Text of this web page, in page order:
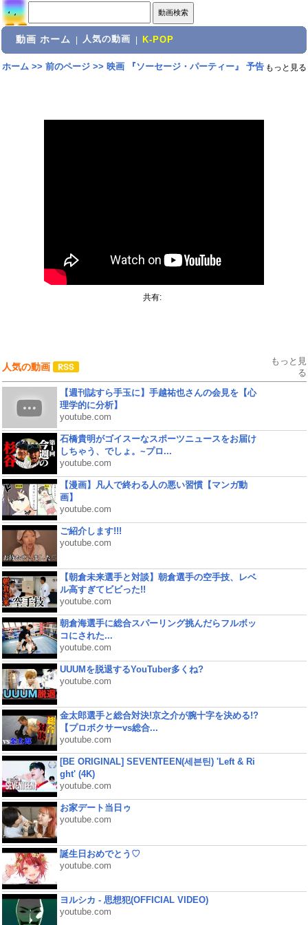
動画 ホーム 人気の動画 K-POP
ホーム>> 前のページ>> 映画 『ソーセージ・パーティー』 予告 もっと見る
共有:
人気の動画
もっと見
る
【週刊誌すら手玉に】手越祐也さんの会見を【心
理学的に分析】
youtube.com
石橋貴明がゴイスーなスポーツニュースをお届け
しちゃう、でしょ。~プロ...
youtube.com
【漫画】凡人で終わる人の悪い習慣【マンガ動
画】
youtube.com
ご紹介します!!!
youtube.com
【朝倉未来選手と対談】朝倉選手の空手技、レベ
ル高すぎてビビった!!
youtube.com
朝倉海選手に総合スパーリング挑んだらフルボッ
コにされた...
youtube.com
UUUMを脱退するYouTuber多くね?
youtube.com
金太郎選手と総合対決!京之介が腕十字を決める!?
【プロボクサーvs総合...
youtube.com
[BE ORIGINAL] SEVENTEEN(세븐틴) 'Left & Ri
ght' (4K)
youtube.com
お家デート当日ゥ
youtube.com
誕生日おめでとう♡
youtube.com
ヨルシカ - 思想犯(OFFICIAL VIDEO)
youtube.com